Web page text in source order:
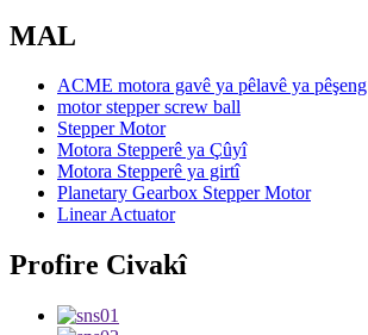
MAL
ACME motora gavê ya pêlavê ya pêşeng
motor stepper screw ball
Stepper Motor
Motora Stepperê ya Çûyî
Motora Stepperê ya girtî
Planetary Gearbox Stepper Motor
Linear Actuator
Profire Civakî